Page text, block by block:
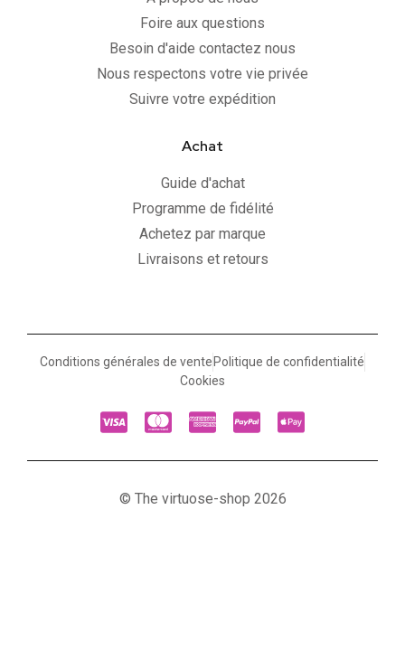
Foire aux questions
Besoin d'aide contactez nous
Nous respectons votre vie privée
Suivre votre expédition
Achat
Guide d'achat
Programme de fidélité
Achetez par marque
Livraisons et retours
Conditions générales de vente Politique de confidentialité
Cookies
© The virtuose-shop 2026